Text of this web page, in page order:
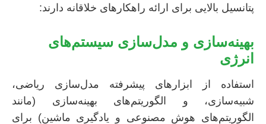
پتانسیل بالایی برای ارائه راهکارهای خلاقانه دارند:
بهینه‌سازی و مدل‌سازی سیستم‌های
انرژی
استفاده از ابزارهای پیشرفته مدل‌سازی ریاضی،
شبیه‌سازی، و الگوریتم‌های بهینه‌سازی (مانند
الگوریتم‌های هوش مصنوعی و یادگیری ماشین) برای